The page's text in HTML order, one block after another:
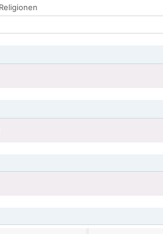
Religionen